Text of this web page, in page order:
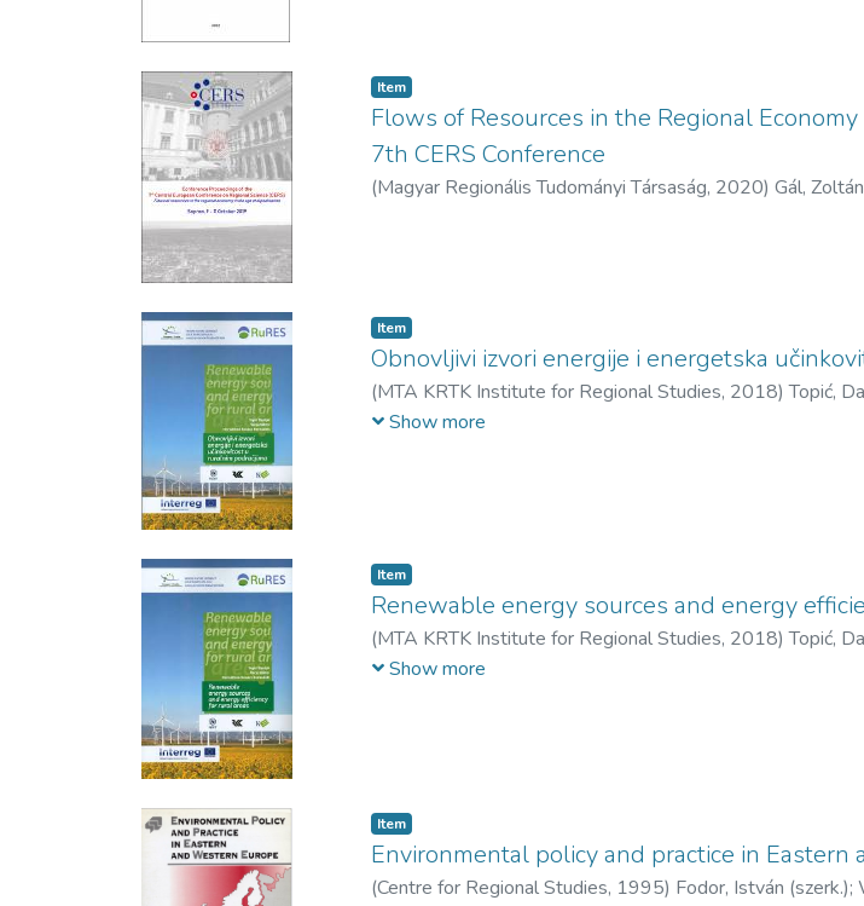
Item
Flows of Resources in the Regional
7th CERS Conference
(Magyar Regionális Tudományi Társaság, 2020) Gál,
Item
Obnovljivi izvori energije i energetska
(MTA KRTK Institute for Regional Studies, 2018)Topić,
Viktor (szerk.)
Show more
Item
Renewable energy sources and energy
(MTA KRTK Institute for Regional Studies, 2018)Topić,
Bernadett (szerk.)
Show more
Item
Environmental policy and practice in Eastern
(Centre for Regional Studies, 1995) Fodor, István (szerk.);